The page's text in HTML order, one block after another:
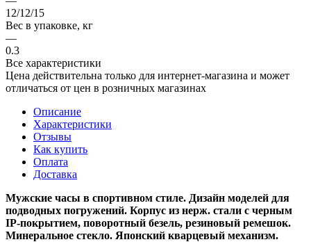
12/12/15
Вес в упаковке, кг
—
0.3
Все характеристики
Цена действительна только для интернет-магазина и может
отличаться от цен в розничных магазинах
Описание
Характеристики
Отзывы
Как купить
Оплата
Доставка
Мужские часы в спортивном стиле. Дизайн моделей для
подводных погружений. Корпус из нерж. стали с черным
IP-покрытием, поворотный безель, резиновый ремешок.
Минеральное стекло. Японский кварцевый механизм.